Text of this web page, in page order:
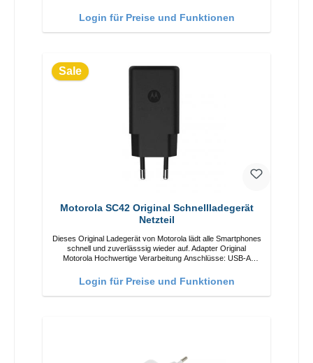
Login für Preise und Funktionen
Sale
Motorola SC42 Original Schnellladegerät
Netzteil
Dieses Original Ladegerät von Motorola lädt alle Smartphones
schnell und zuverlässsig wieder auf. Adapter Original
Motorola Hochwertige Verarbeitung Anschlüsse: USB-A
Login für Preise und Funktionen